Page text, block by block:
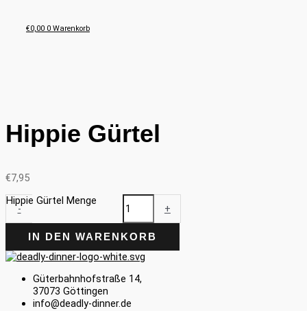
€0,00 0 Warenkorb
Hippie Gürtel
€7,95
-
Hippie Gürtel Menge
+
IN DEN WARENKORB
Güterbahnhofstraße 14,
37073 Göttingen
info@deadly-dinner.de